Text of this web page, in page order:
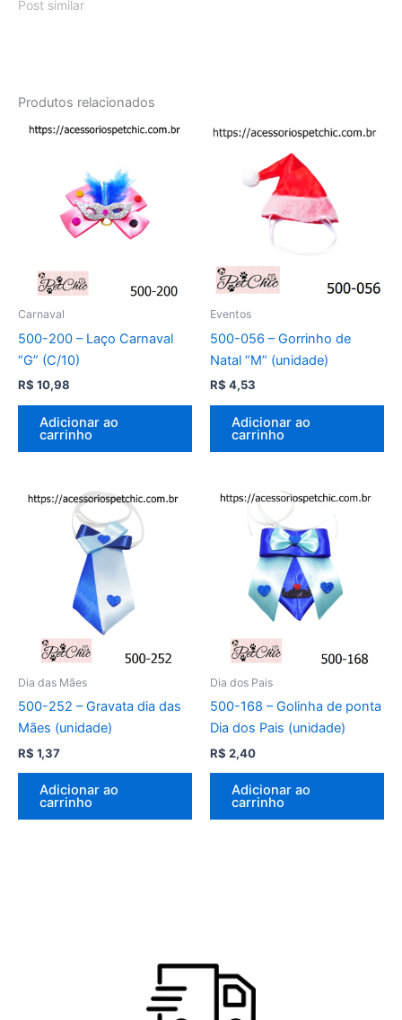
Post similar
Produtos relacionados
Carnaval
500-200 – Laço Carnaval
“G” (C/10)
R$ 10,98
Adicionar ao
carrinho
Eventos
500-056 – Gorrinho de
Natal “M” (unidade)
R$ 4,53
Adicionar ao
carrinho
Dia das Mães
500-252 – Gravata dia das
Mães (unidade)
R$ 1,37
Adicionar ao
carrinho
Dia dos Pais
500-168 – Golinha de ponta
Dia dos Pais (unidade)
R$ 2,40
Adicionar ao
carrinho